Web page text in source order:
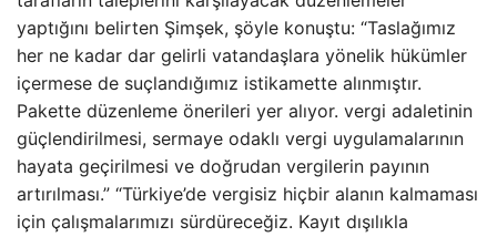
yaptığını belirten Şimşek, şöyle konuştu: “Taslağımız
her ne kadar dar gelirli vatandaşlara yönelik hükümler
içermese de suçlandığımız istikamette alınmıştır.
Pakette düzenleme önerileri yer alıyor. vergi adaletinin
güçlendirilmesi, sermaye odaklı vergi uygulamalarının
hayata geçirilmesi ve doğrudan vergilerin payının
artırılması.” “Türkiye’de vergisiz hiçbir alanın kalmaması
için çalışmalarımızı sürdüreceğiz. Kayıt dışılıkla